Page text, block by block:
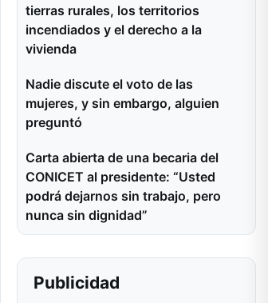
tierras rurales, los territorios
incendiados y el derecho a la
vivienda
Nadie discute el voto de las
mujeres, y sin embargo, alguien
preguntó
Carta abierta de una becaria del
CONICET al presidente: “Usted
podrá dejarnos sin trabajo, pero
nunca sin dignidad”
Publicidad